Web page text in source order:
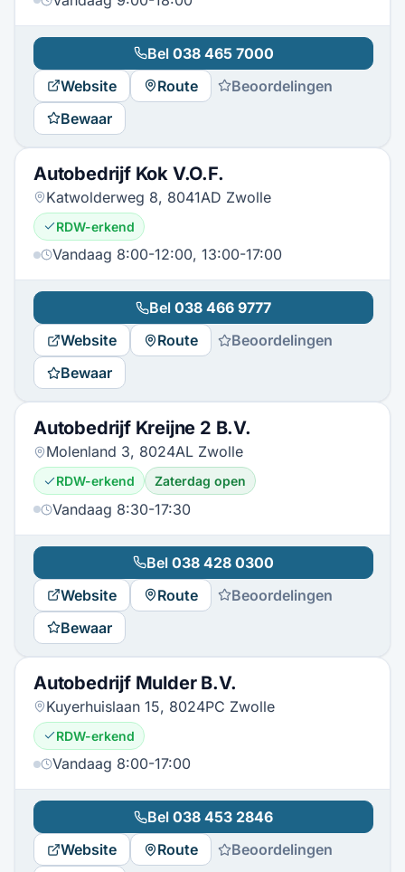
Bel 038 465 7000
Website
Route
Beoordelingen
Bewaar
Autobedrijf Kok V.O.F.
Katwolderweg 8, 8041AD Zwolle
RDW-erkend
Vandaag 8:00-12:00, 13:00-17:00
Bel 038 466 9777
Website
Route
Beoordelingen
Bewaar
Autobedrijf Kreijne 2 B.V.
Molenland 3, 8024AL Zwolle
RDW-erkend Zaterdag open
Vandaag 8:30-17:30
Bel 038 428 0300
Website
Route
Beoordelingen
Bewaar
Autobedrijf Mulder B.V.
Kuyerhuislaan 15, 8024PC Zwolle
RDW-erkend
Vandaag 8:00-17:00
Bel 038 453 2846
Website
Route
Beoordelingen